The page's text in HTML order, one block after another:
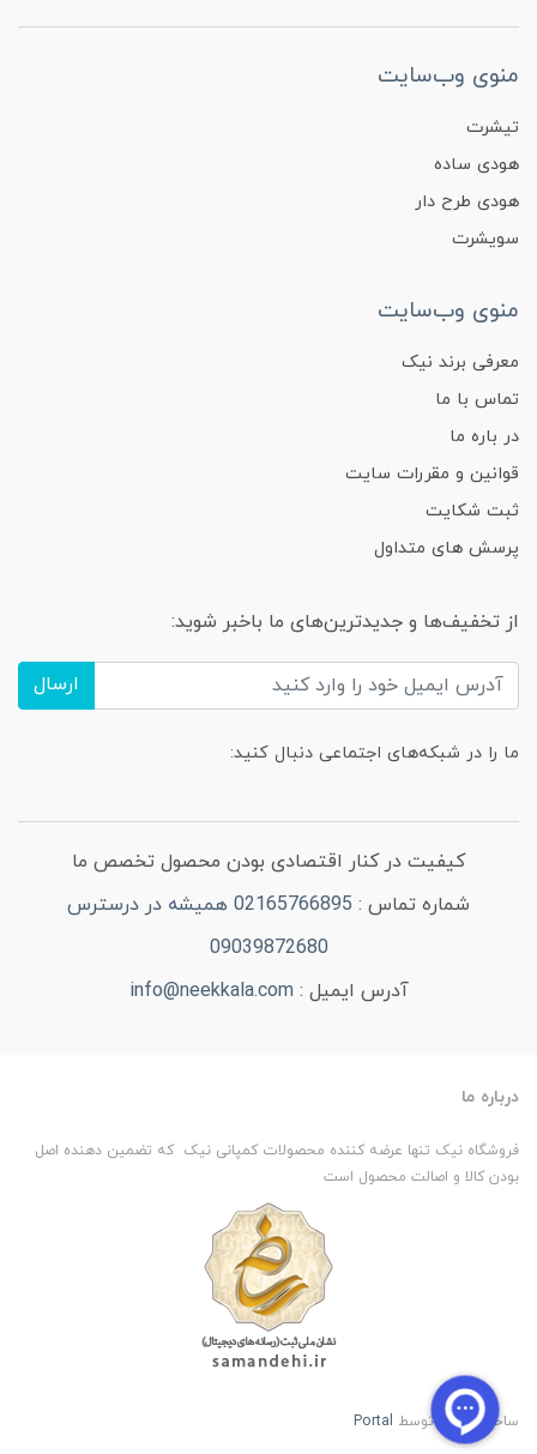
منوی وب‌سایت
تیشرت
هودی ساده
هودی طرح دار
سویشرت
منوی وب‌سایت
معرفی برند نیک
تماس با ما
در باره ما
قوانین و مقررات سایت
ثبت شکایت
پرسش های متداول
از تخفیف‌ها و جدیدترین‌های ما باخبر شوید:
ارسال
ما را در شبکه‌های اجتماعی دنبال کنید:
کیفیت در کنار اقتصادی بودن محصول تخصص ما
شماره تماس :
02165766895 همیشه در درسترس
09039872680
آدرس ایمیل : info@neekkala.com
درباره ما
فروشگاه نیک تنها عرضه کننده محصولات کمپانی نیک که تضمین دهنده اصل
بودن کالا و اصالت محصول است
ساخت سایت توسط Portal